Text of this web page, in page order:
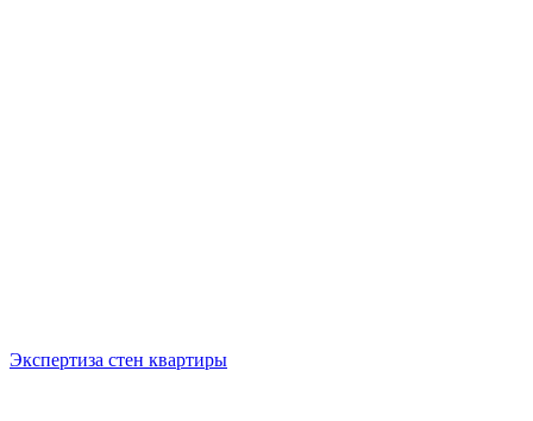
Экспертиза стен квартиры